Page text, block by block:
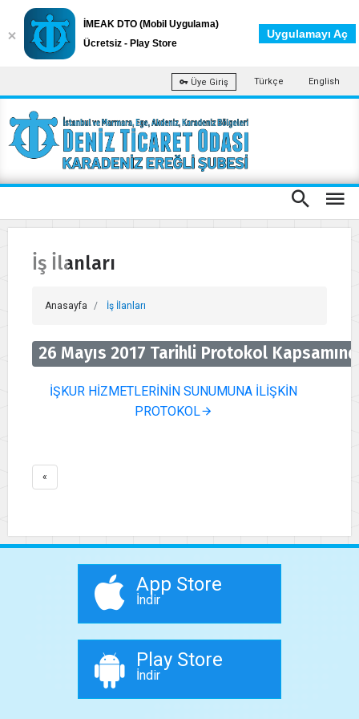
Üye Giriş Türkçe English
İş İlanları
Anasayfa İş İlanları
26 Mayıs 2017 Tarihli Protokol
İŞKUR HİZMETLERİNİN SUNUMUNA İLİŞKİN
PROTOKOL
«
App Store
İndir
Play Store
İndir
İMEAK DTO (Mobil Uygulama)
Ücretsiz - Play Store
Uygulamayı Aç